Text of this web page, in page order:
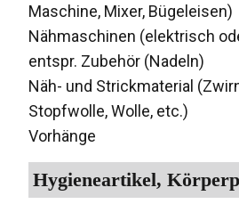
Maschine, Mixer, Bügeleisen)
Nähmaschinen (elektrisch
entspr. Zubehör (Nadeln)
Näh- und Strickmaterial
Stopfwolle, Wolle, etc.)
Vorhänge
Hygieneartikel,